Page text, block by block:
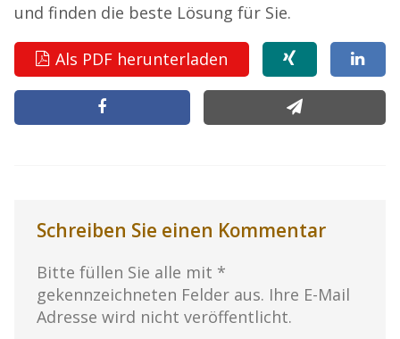
und finden die beste Lösung für Sie.
Als PDF herunterladen
Schreiben Sie einen Kommentar
Bitte füllen Sie alle mit *
gekennzeichneten Felder aus. Ihre E-Mail
Adresse wird nicht veröffentlicht.